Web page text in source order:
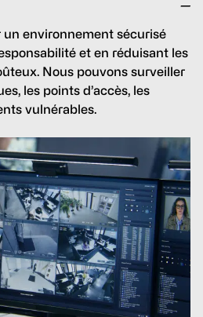
environnement sécurisé
et en réduisant les
Nous pouvons surveiller
les points d’accès, les
vulnérables.